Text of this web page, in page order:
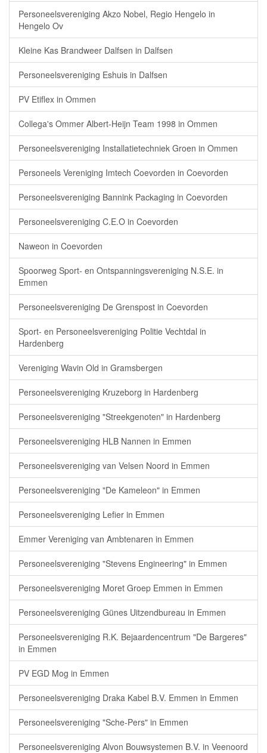
Personeelsvereniging Akzo Nobel, Regio Hengelo in
Hengelo Ov
Kleine Kas Brandweer Dalfsen in Dalfsen
Personeelsvereniging Eshuis in Dalfsen
PV Etiflex in Ommen
Collega's Ommer Albert-Heijn Team 1998 in Ommen
Personeelsvereniging Installatietechniek Groen in Ommen
Personeels Vereniging Imtech Coevorden in Coevorden
Personeelsvereniging Bannink Packaging in Coevorden
Personeelsvereniging C.E.O in Coevorden
Naweon in Coevorden
Spoorweg Sport- en Ontspanningsvereniging N.S.E. in
Emmen
Personeelsvereniging De Grenspost in Coevorden
Sport- en Personeelsvereniging Politie Vechtdal in
Hardenberg
Vereniging Wavin Old in Gramsbergen
Personeelsvereniging Kruzeborg in Hardenberg
Personeelsvereniging "Streekgenoten" in Hardenberg
Personeelsvereniging HLB Nannen in Emmen
Personeelsvereniging van Velsen Noord in Emmen
Personeelsvereniging "De Kameleon" in Emmen
Personeelsvereniging Lefier in Emmen
Emmer Vereniging van Ambtenaren in Emmen
Personeelsvereniging "Stevens Engineering" in Emmen
Personeelsvereniging Moret Groep Emmen in Emmen
Personeelsvereniging Günes Uitzendbureau in Emmen
Personeelsvereniging R.K. Bejaardencentrum "De Bargeres"
in Emmen
PV EGD Mog in Emmen
Personeelsvereniging Draka Kabel B.V. Emmen in Emmen
Personeelsvereniging "Sche-Pers" in Emmen
Personeelsvereniging Alvon Bouwsystemen B.V. in Veenoord